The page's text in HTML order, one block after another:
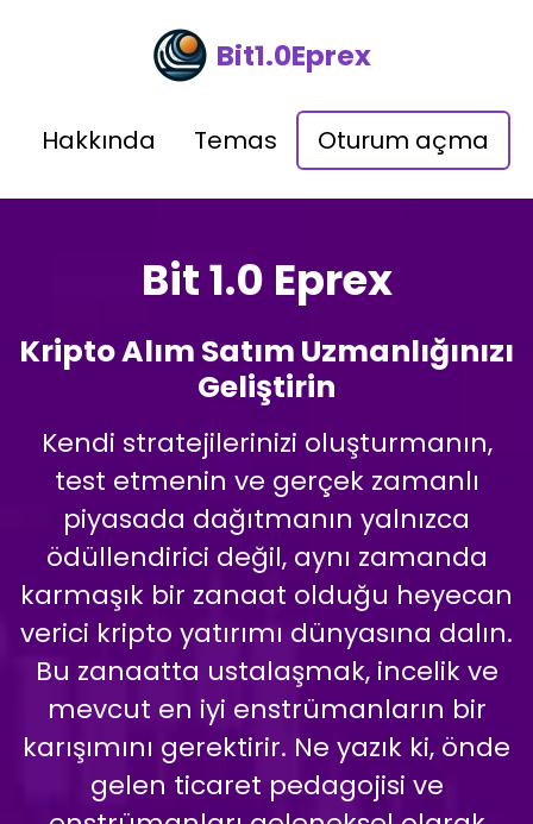
Bit1.0Eprex
Hakkında Temas Oturum açma
Bit 1.0 Eprex
Kripto Alım Satım Uzmanlığınızı
Geliştirin
Kendi stratejilerinizi oluşturmanın,
test etmenin ve gerçek zamanlı
piyasada dağıtmanın yalnızca
ödüllendirici değil, aynı zamanda
karmaşık bir zanaat olduğu heyecan
verici kripto yatırımı dünyasına dalın.
Bu zanaatta ustalaşmak, incelik ve
mevcut en iyi enstrümanların bir
karışımını gerektirir. Ne yazık ki, önde
gelen ticaret pedagojisi ve